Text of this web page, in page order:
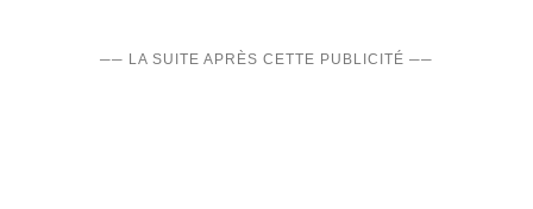
── LA SUITE APRÈS CETTE PUBLICITÉ ──